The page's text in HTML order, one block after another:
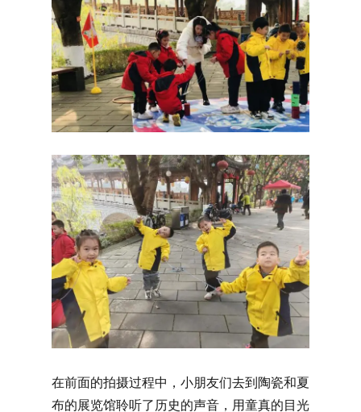
在前面的拍摄过程中，小朋友们去到陶瓷和夏
布的展览馆聆听了历史的声音，用童真的目光